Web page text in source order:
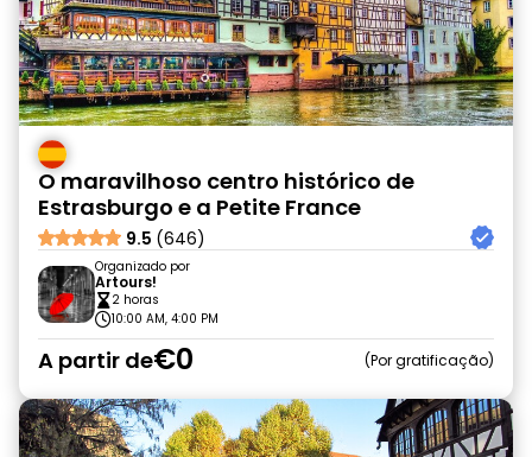
O maravilhoso centro histórico de
Estrasburgo e a Petite France
9.5 (646)
Organizado por
Artours!
2 horas
10:00 AM, 4:00 PM
A partir de€0 Por gratificação